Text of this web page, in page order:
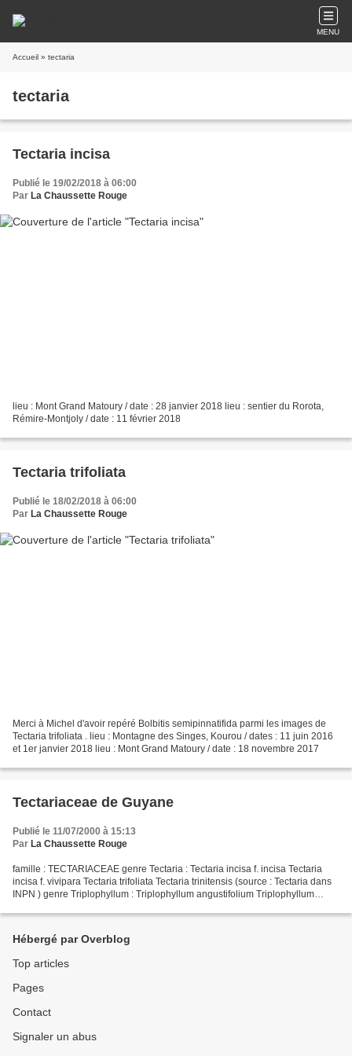
MENU
Accueil » tectaria
tectaria
Tectaria incisa
Publié le 19/02/2018 à 06:00
Par La Chaussette Rouge
lieu : Mont Grand Matoury / date : 28 janvier 2018 lieu : sentier du Rorota,
Rémire-Montjoly / date : 11 février 2018
Tectaria trifoliata
Publié le 18/02/2018 à 06:00
Par La Chaussette Rouge
Merci à Michel d'avoir repéré Bolbitis semipinnatifida parmi les images de
Tectaria trifoliata . lieu : Montagne des Singes, Kourou / dates : 11 juin 2016
et 1er janvier 2018 lieu : Mont Grand Matoury / date : 18 novembre 2017
Tectariaceae de Guyane
Publié le 11/07/2000 à 15:13
Par La Chaussette Rouge
famille : TECTARIACEAE genre Tectaria : Tectaria incisa f. incisa Tectaria
incisa f. vivipara Tectaria trifoliata Tectaria trinitensis (source : Tectaria dans
INPN ) genre Triplophyllum : Triplophyllum angustifolium Triplophyllum
Hébergé par Overblog
Top articles
Pages
Contact
Signaler un abus